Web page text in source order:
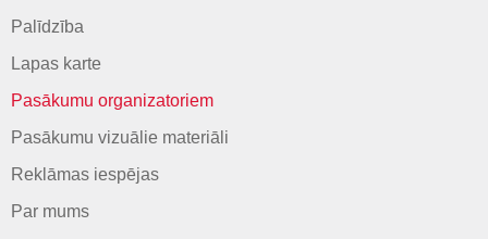
Palīdzība
Lapas karte
Pasākumu organizatoriem
Pasākumu vizuālie materiāli
Reklāmas iespējas
Par mums